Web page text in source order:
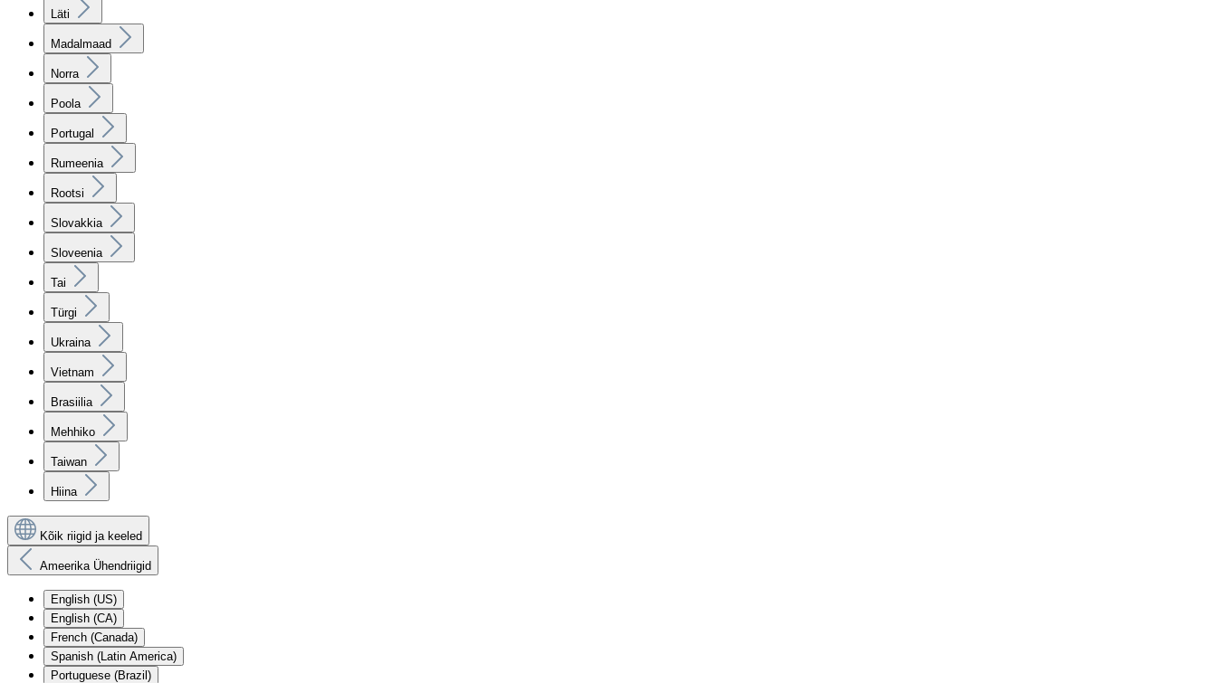
Läti
Madalmaad
Norra
Poola
Portugal
Rumeenia
Rootsi
Slovakkia
Sloveenia
Tai
Türgi
Ukraina
Vietnam
Brasiilia
Mehhiko
Taiwan
Hiina
Kõik riigid ja keeled
Ameerika Ühendriigid
English (US)
English (CA)
French (Canada)
Spanish (Latin America)
Portuguese (Brazil)